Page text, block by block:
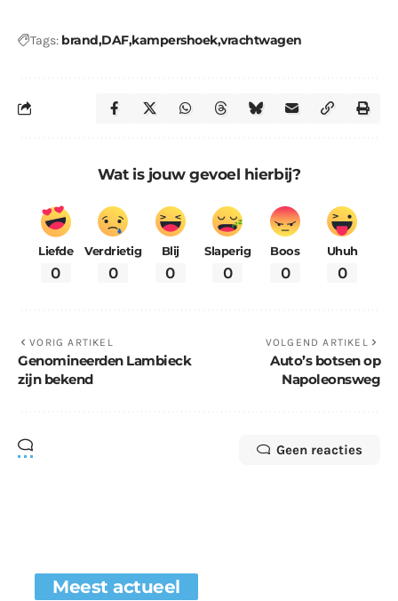
Tags: brand DAFkampershoekvrachtwagen
Wat is jouw gevoel hierbij?
Liefde
0
Verdrietig
0
Blij
0
Slaperig
0
Boos
0
Uhuh
0
VORIG ARTIKEL
Genomineerden Lambieck
zijn bekend
VOLGEND ARTIKEL
Auto’s botsen op
Napoleonsweg
Geen reacties
Meest actueel